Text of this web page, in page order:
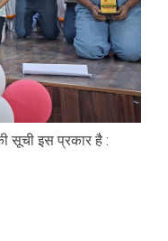
सूची इस प्रकार है :